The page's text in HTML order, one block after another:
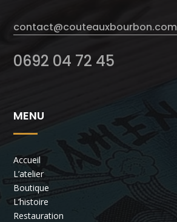
contact@couteauxbourbon.com
0692 04 72 45
MENU
Accueil
L’atelier
Boutique
L’histoire
Restauration